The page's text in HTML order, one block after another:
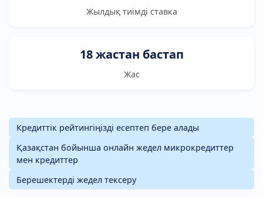
Жылдық тиімді ставка
18 жастан бастап
Жас
Кредиттік рейтингіңізді есептеп бере алады
Қазақстан бойынша онлайн жедел микрокредиттер
мен кредиттер
Берешектерді жедел тексеру